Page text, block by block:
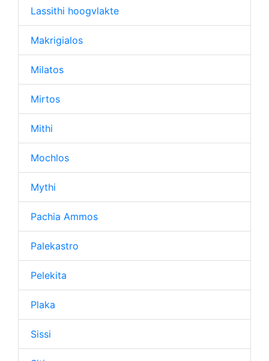
Lassithi hoogvlakte
Makrigialos
Milatos
Mirtos
Mithi
Mochlos
Mythi
Pachia Ammos
Palekastro
Pelekita
Plaka
Sissi